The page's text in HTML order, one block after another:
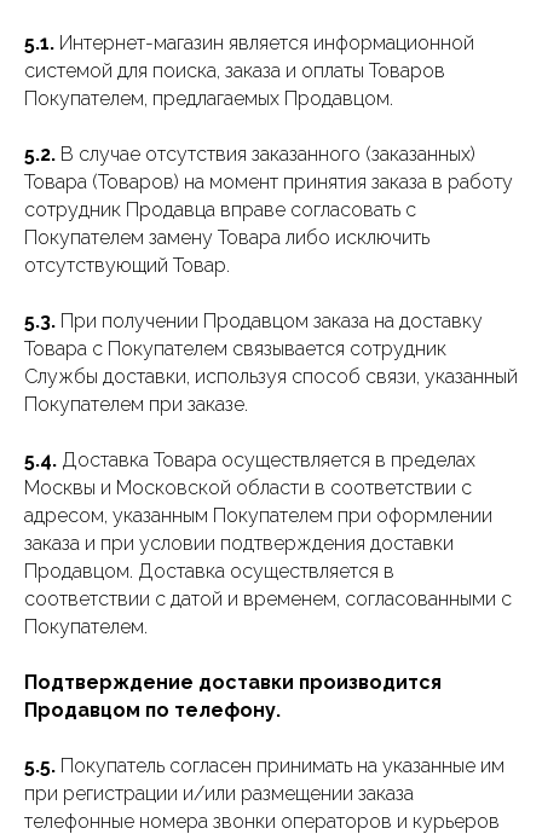
5.1. Интернет-магазин является информационной
системой для поиска, заказа и оплаты Товаров
Покупателем, предлагаемых Продавцом.
5.2. В случае отсутствия заказанного (заказанных)
Товара (Товаров) на момент принятия заказа в работу
сотрудник Продавца вправе согласовать с
Покупателем замену Товара либо исключить
отсутствующий Товар.
5.3. При получении Продавцом заказа на доставку
Товара с Покупателем связывается сотрудник
Службы доставки, используя способ связи, указанный
Покупателем при заказе.
5.4. Доставка Товара осуществляется в пределах
Москвы и Московской области в соответствии с
адресом, указанным Покупателем при оформлении
заказа и при условии подтверждения доставки
Продавцом. Доставка осуществляется в
соответствии с датой и временем, согласованными с
Покупателем.
Подтверждение доставки производится
Продавцом по телефону.
5.5. Покупатель согласен принимать на указанные им
при регистрации и/или размещении заказа
телефонные номера звонки операторов и курьеров